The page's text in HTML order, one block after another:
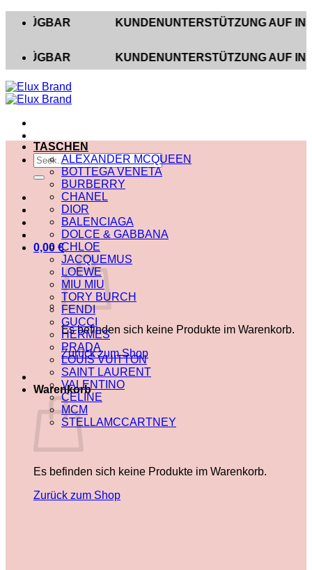
Inhalt
KUNDENUNTERSTÜTZUNG AUF
KUNDENUNTERSTÜTZUNG AUF
Suche
nach:
0,00 €
Es befinden sich keine Produkte im Warenkorb.
Zurück zum Shop
Warenkorb
Es befinden sich keine Produkte im Warenkorb.
Zurück zum Shop
TASCHEN
ALEXANDER MCQUEEN
BOTTEGA VENETA
BURBERRY
CHANEL
DIOR
BALENCIAGA
DOLCE & GABBANA
CHLOE
JACQUEMUS
LOEWE
MIU MIU
TORY BURCH
FENDI
GUCCI
HERMES
PRADA
LOUIS VUITTON
SAINT LAURENT
VALENTINO
CELINE
MCM
STELLAMCCARTNEY